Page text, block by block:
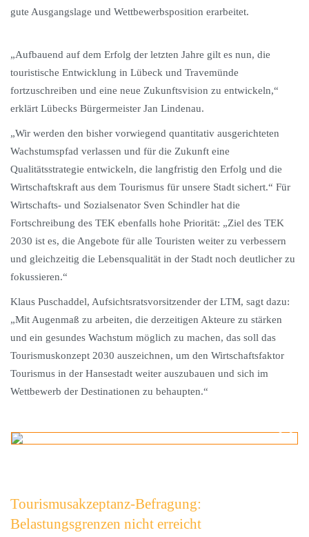
gute Ausgangslage und Wettbewerbsposition erarbeitet.
„Aufbauend auf dem Erfolg der letzten Jahre gilt es nun, die
touristische Entwicklung in Lübeck und Travemünde
fortzuschreiben und eine neue Zukunftsvision zu entwickeln,“
erklärt Lübecks Bürgermeister Jan Lindenau.
„Wir werden den bisher vorwiegend quantitativ ausgerichteten
Wachstumspfad verlassen und für die Zukunft eine
Qualitätsstrategie entwickeln, die langfristig den Erfolg und die
Wirtschaftskraft aus dem Tourismus für unsere Stadt sichert.“ Für
Wirtschafts- und Sozialsenator Sven Schindler hat die
Fortschreibung des TEK ebenfalls hohe Priorität: „Ziel des TEK
2030 ist es, die Angebote für alle Touristen weiter zu verbessern
und gleichzeitig die Lebensqualität in der Stadt noch deutlicher zu
fokussieren.“
Klaus Puschaddel, Aufsichtsratsvorsitzender der LTM, sagt dazu:
„Mit Augenmaß zu arbeiten, die derzeitigen Akteure zu stärken
und ein gesundes Wachstum möglich zu machen, das soll das
Tourismuskonzept 2030 auszeichnen, um den Wirtschaftsfaktor
Tourismus in der Hansestadt weiter auszubauen und sich im
Wettbewerb der Destinationen zu behaupten.“
Tourismusakzeptanz-Befragung:
Belastungsgrenzen nicht erreicht